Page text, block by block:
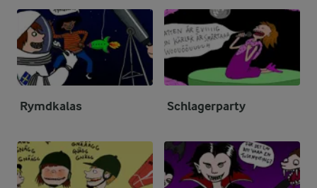
Rymdkalas Schlagerparty